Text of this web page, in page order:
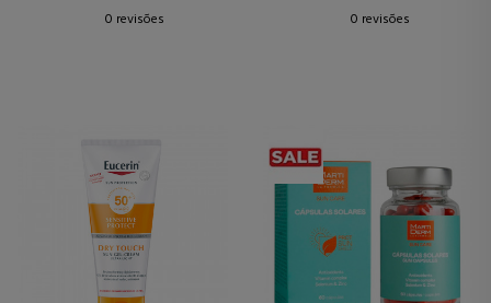
0 revisões
0 revisões